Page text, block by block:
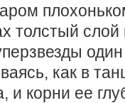
толстый
как в
и корни ее